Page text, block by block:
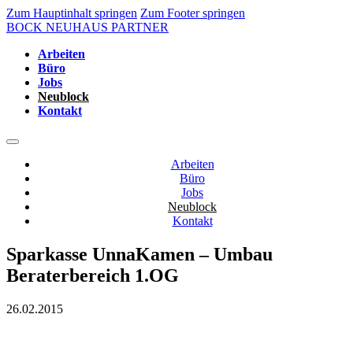
Zum Hauptinhalt springen Zum Footer springen
BOCK NEUHAUS PARTNER
Arbeiten
Büro
Jobs
Neublock
Kontakt
Arbeiten
Büro
Jobs
Neublock
Kontakt
Sparkasse UnnaKamen – Umbau
Beraterbereich 1.OG
26.02.2015